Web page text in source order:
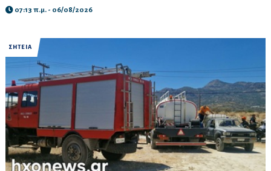
07:13 π.μ. - 06/08/2026
ΣΗΤΕΙΑ